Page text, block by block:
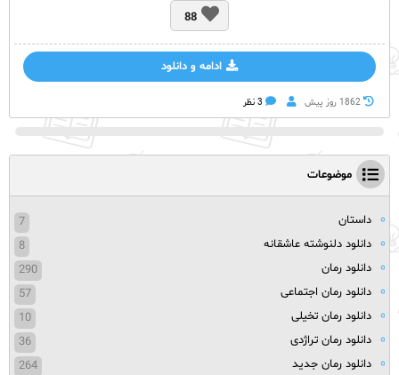
88
ادامه و دانلود
1862 روز پيش 3 نظر
موضوعات
داستان
7
دانلود دلنوشته عاشقانه
8
دانلود رمان
290
دانلود رمان اجتماعی
57
دانلود رمان تخیلی
10
دانلود رمان تراژدی
36
دانلود رمان جدید
264